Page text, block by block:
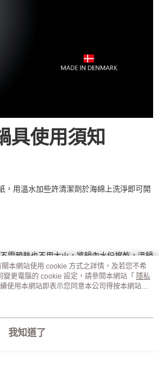
具使用須知
，用溫水加些許清潔劑於海綿上洗淨即可開
需預熱也不用大火，將鍋內水份擦乾，溫鍋
煎蛋、豆腐之類無油脂的食
後視食材多寡及酥脆口感調整火力大小
量，更直接呈現食物最自然的風味。
本網站使用 cookie 方式之詳情，及若您不希
更電腦的 cookie 設定，請參閱本網站「 隱私
使用本網站即表示您同意本公司得按本網站使
。
我知道了